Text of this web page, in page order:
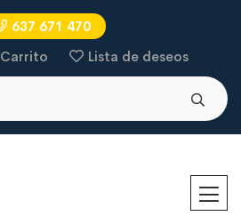
637 671 470
Carrito Lista de deseos